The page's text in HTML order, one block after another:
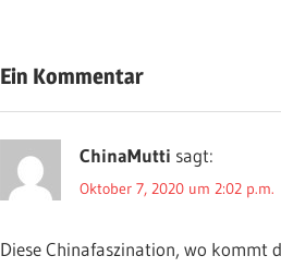
Ein Kommentar
ChinaMutti sagt:
Oktober 7, 2020 um 2:02 p.m.
Diese Chinafaszination, wo kommt